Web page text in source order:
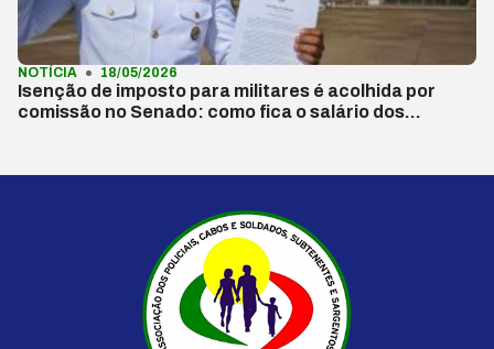
NOTÍCIA 18/05/2026
Isenção de imposto para militares é acolhida por
comissão no Senado: como fica o salário dos…